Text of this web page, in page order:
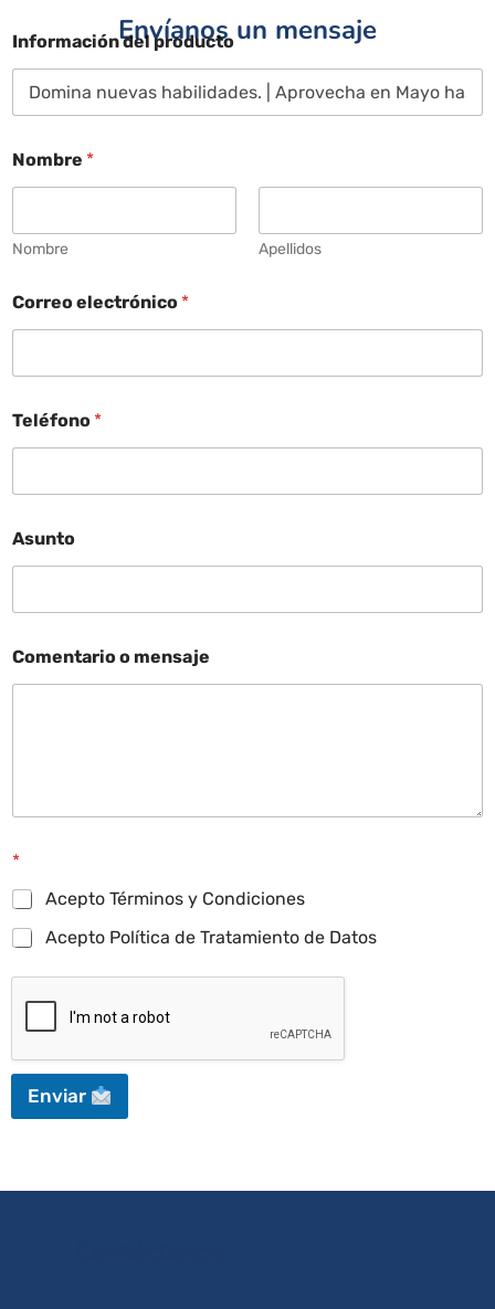
Envíanos un mensaje
Información del producto
Nombre *
Nombre Apellidos
Correo electrónico *
Teléfono *
Asunto
Comentario o mensaje
*
Acepto Términos y Condiciones
Acepto Política de Tratamiento de Datos
Enviar